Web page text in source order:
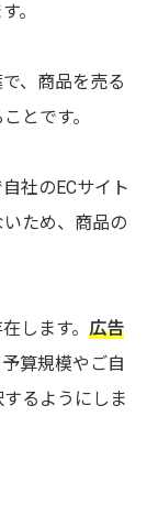
。
、商品を売る
とです。
社のECサイト
ため、商品の
します。 広告
算規模やご自
るようにしま